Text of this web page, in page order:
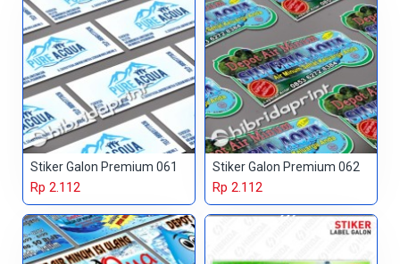
Stiker Galon Premium 061
Rp 2.112
Stiker Galon Premium 062
Rp 2.112